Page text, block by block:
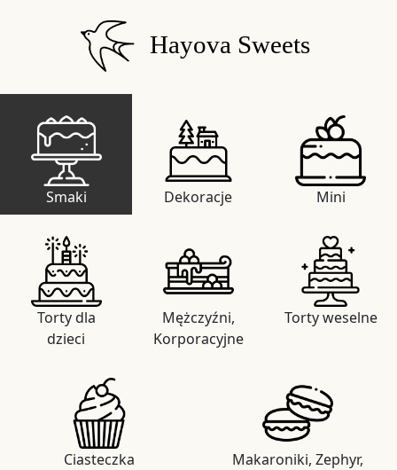
Hayova Sweets
Smaki Dekoracje Mini
Torty dla
dzieci
Mężczyźni,
Korporacyjne
Torty weselne
Ciasteczka
Makaroniki, Zephyr,